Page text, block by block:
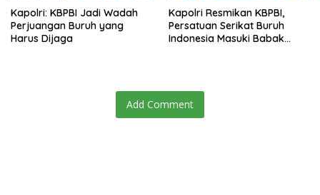
Kapolri: KBPBI Jadi Wadah
Perjuangan Buruh yang
Harus Dijaga
Kapolri Resmikan KBPBI,
Persatuan Serikat Buruh
Indonesia Masuki Babak
Add Comment